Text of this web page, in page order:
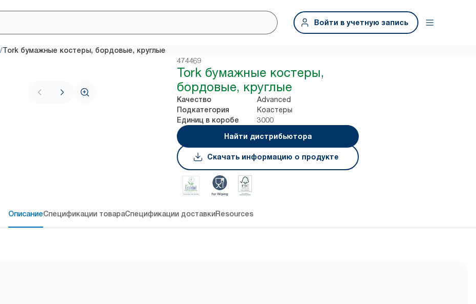
Войти в учетную запись
/Tork бумажные костеры, бордовые, круглые
474469
Tork бумажные костеры,
бордовые, круглые
Качество Advanced
Подкатегория Коастеры
Единиц в коробе
3000
Найти дистрибьютора
Скачать информацию о продукте
ОписаниеСпецификации товараСпецификации доставкиResources